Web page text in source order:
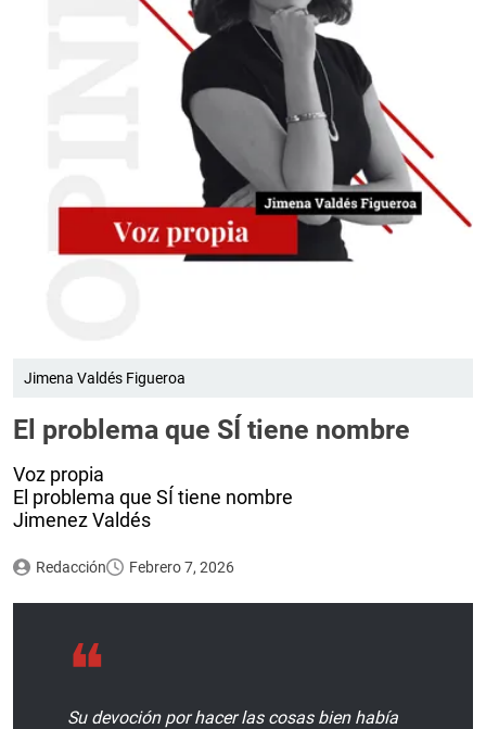
Jimena Valdés Figueroa
El problema que SÍ tiene nombre
Voz propia
El problema que SÍ tiene nombre
Jimenez Valdés
Redacción Febrero 7, 2026
Su devoción por hacer las cosas bien había